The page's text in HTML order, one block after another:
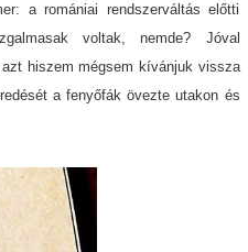
a romániai rendszerváltás előtti
voltak, nemde? Jóval
hiszem mégsem kívánjuk vissza
a fenyőfák övezte utakon és